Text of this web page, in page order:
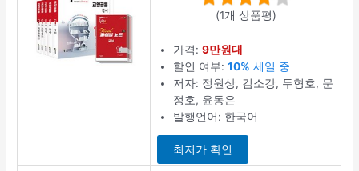
(1개 상품평)
가격:9만원대
할인 여부:10% 세일 중
저자: 정원상, 김소강, 두형호, 문
정호, 윤동은
발행언어: 한국어
최저가 확인